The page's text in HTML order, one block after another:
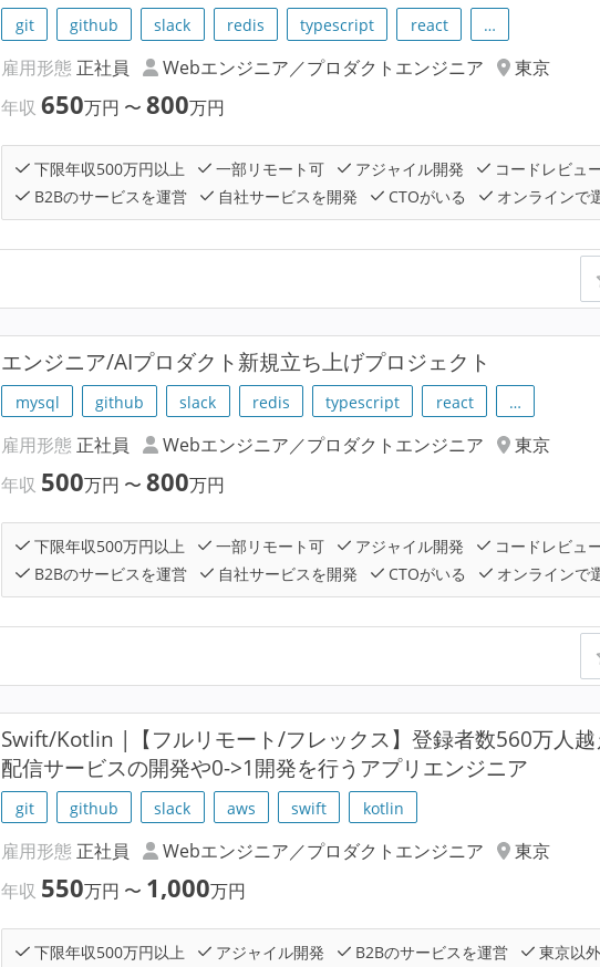
git github slack redis typescript react …
雇用形態 正社員 Webエンジニア／プロダクトエンジニア
東京
年収650万円 〜800万円
下限年収500万円以上 一部リモート可 アジャイル開発
コードレビュ
B2Bのサービスを運営
自社サービスを開発 CTOがいる オンラインで
エンジニア/AIプロダクト新規立ち上げプロジェクト
mysql github slack redis typescript react …
雇用形態 正社員 Webエンジニア／プロダクトエンジニア
東京
年収 500万円 〜800万円
下限年収500万円以上 一部リモート可 アジャイル開発
コードレビュ
B2Bのサービスを運営
自社サービスを開発 CTOがいる オンラインで
Swift/Kotlin |【フルリモート/フレックス】登録者数560万人
配信サービスの開発や0->1開発を行うアプリエンジニア
git github slack aws swift kotlin
雇用形態 正社員 Webエンジニア／プロダクトエンジニア
東京
年収 550万円 〜 1,000万円
下限年収500万円以上 アジャイル開発 B2Bのサービスを運営
東京以